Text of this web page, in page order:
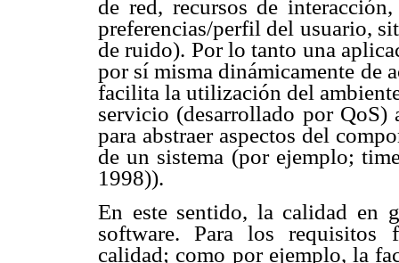
de red, recursos de
preferencias/perfil del usuario,
de ruido). Por lo tanto una
por sí misma dinámicamente de
facilita la utilización del
servicio (desarrollado por
para abstraer aspectos del
de un sistema (por ejemplo;
1998)).
En este sentido, la calidad en
software. Para los requisitos
calidad; como por ejemplo, la